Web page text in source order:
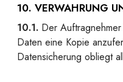
10. VERWAHRUNG
10.1. Der
Daten eine Kopie
Datensicherung obliegt